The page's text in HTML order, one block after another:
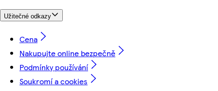
Užitečné odkazy
Cena
Nakupujte online bezpečně
Podmínky používání
Soukromí a cookies